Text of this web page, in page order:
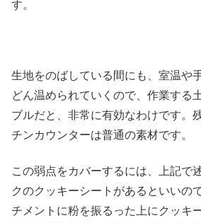
す。
生地をのばしている間にも、室温や
どん温められていくので、作業する
ブルだと、非常に有効なわけです。
チンカウンターは普通の素材です。
この弱点をカバーするには、上記で
クのクッキーシートがあるといいの
チメントに粉を振るった上にクッキ